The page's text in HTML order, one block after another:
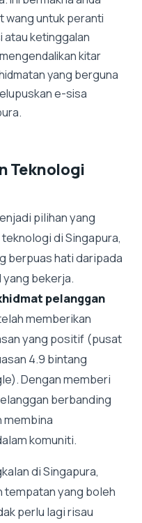
wang untuk peranti
atau ketinggalan
kitar
yang berguna
e-sisa
Teknologi
pilihan yang
di Singapura,
berpuas hati daripada
bekerja.
pelanggan
memberikan
yang positif (pusat
4.9 bintang
Dengan memberi
berbanding
membina
komuniti.
di Singapura,
tempatan yang boleh
perlu lagi risau